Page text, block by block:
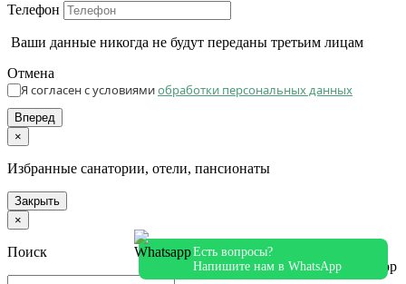
Есть вопросы?
Напишите нам в WhatsApp
Телефон
Ваши данные никогда не будут переданы третьим лицам
Отмена
Я согласен с условиямиобработки персональных данных
Вперед
×
Избранные санатории, отели, пансионаты
Закрыть
×
Поиск